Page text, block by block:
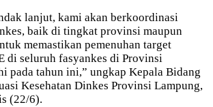
lanjut, kami akan berkoordinasi
baik di tingkat provinsi maupun
memastikan pemenuhan target
di seluruh fasyankes di Provinsi
pada tahun ini,” ungkap Kepala Bidang
Kesehatan Dinkes Provinsi Lampung,
(22/6).